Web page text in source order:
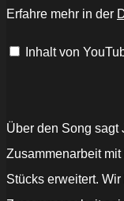
(feat.
Visualizer]“
Erfahre mehr in der
Inhalt von
Über den Song sagt
Zusammenarbeit
Stücks erweitert.